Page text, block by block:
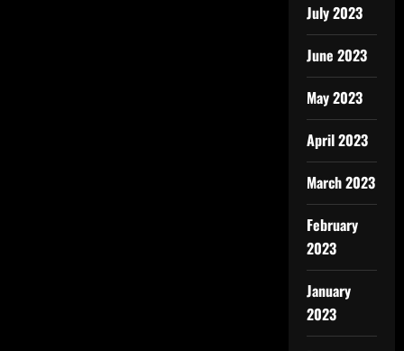
July 2023
June 2023
May 2023
April 2023
March 2023
February
2023
January
2023